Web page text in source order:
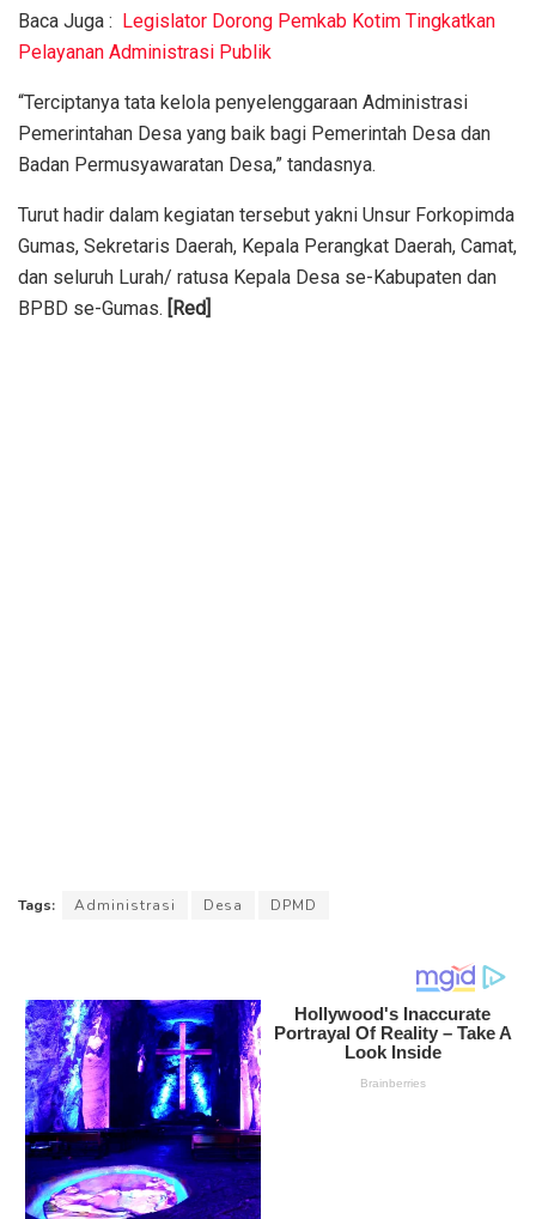
Baca Juga : Legislator Dorong Pemkab Kotim Tingkatkan
Pelayanan Administrasi Publik
“Terciptanya tata kelola penyelenggaraan Administrasi
Pemerintahan Desa yang baik bagi Pemerintah Desa dan
Badan Permusyawaratan Desa,” tandasnya.
Turut hadir dalam kegiatan tersebut yakni Unsur Forkopimda
Gumas, Sekretaris Daerah, Kepala Perangkat Daerah, Camat,
dan seluruh Lurah/ ratusa Kepala Desa se-Kabupaten dan
BPBD se-Gumas. [Red]
Tags: Administrasi Desa DPMD